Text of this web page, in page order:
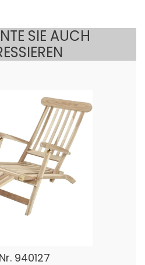
SIE AUCH
940127